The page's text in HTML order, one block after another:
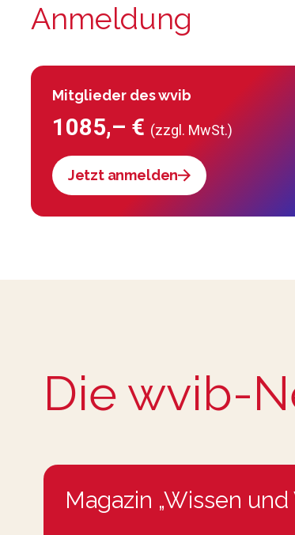
Anmeldung
Mitglieder des wvib
1085,– € (zzgl. MwSt.)
Jetzt anmelden
Die wvib-
Magazin „Wissen und